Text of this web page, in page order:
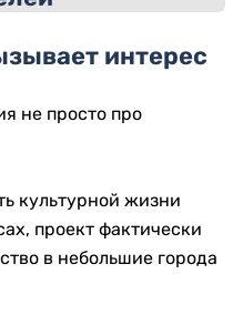
интерес
не просто про
культурной жизни
проект фактически
в небольшие города